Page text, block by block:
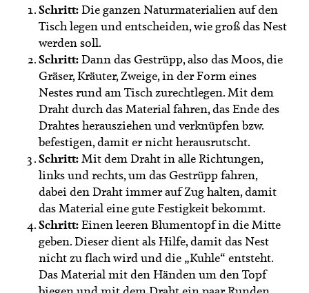
Schritt:Die ganzen Naturmaterialien auf den
Tisch legen und entscheiden, wie groß das Nest
werden soll.
Schritt:Dann das Gestrüpp, also das Moos, die
Gräser, Kräuter, Zweige, in der Form eines
Nestes rund am Tisch zurechtlegen. Mit dem
Draht durch das Material fahren, das Ende des
Drahtes herausziehen und verknüpfen bzw.
befestigen, damit er nicht herausrutscht.
Schritt:Mit dem Draht in alle Richtungen,
links und rechts, um das Gestrüpp fahren,
dabei den Draht immer auf Zug halten, damit
das Material eine gute Festigkeit bekommt.
Schritt:Einen leeren Blumentopf in die Mitte
geben. Dieser dient als Hilfe, damit das Nest
nicht zu flach wird und die „Kuhle“ entsteht.
Das Material mit den Händen um den Topf